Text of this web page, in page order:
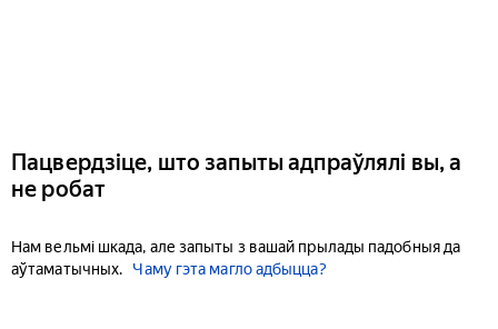
Пацвердзіце, што запыты адпраўлялі вы, а
не робат
Нам вельмі шкада, але запыты з вашай прылады падобныя да
аўтаматычных.
Чаму гэта магло адбыцца?